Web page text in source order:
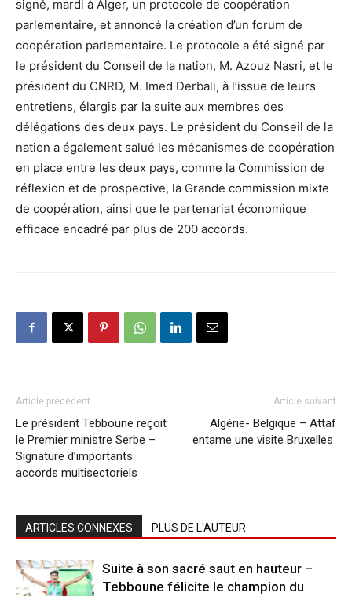
signé, mardi à Alger, un protocole de coopération
parlementaire, et annoncé la création d’un forum de
coopération parlementaire. Le protocole a été signé par
le président du Conseil de la nation, M. Azouz Nasri, et le
président du CNRD, M. Imed Derbali, à l’issue de leurs
entretiens, élargis par la suite aux membres des
délégations des deux pays. Le président du Conseil de la
nation a également salué les mécanismes de coopération
en place entre les deux pays, comme la Commission de
réflexion et de prospective, la Grande commission mixte
de coopération, ainsi que le partenariat économique
efficace encadré par plus de 200 accords.
Article précédent
Le président Tebboune reçoit
le Premier ministre Serbe –
Signature d’importants
accords multisectoriels
Article suivant
Algérie- Belgique – Attaf
entame une visite Bruxelles
ARTICLES CONNEXES PLUS DE L'AUTEUR
Suite à son sacré saut en hauteur –
Tebboune félicite le champion du